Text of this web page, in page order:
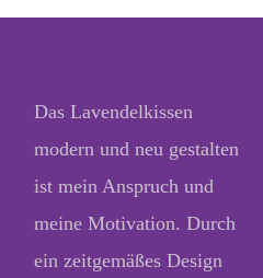
Das Lavendelkissen
modern und neu gestalten
ist mein Anspruch und
meine Motivation. Durch
ein zeitgemäßes Design